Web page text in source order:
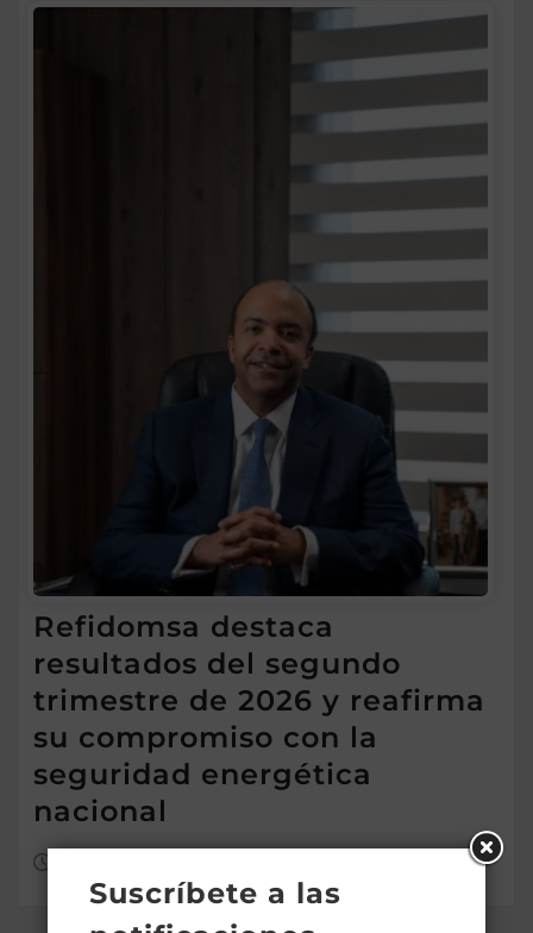
Refidomsa destaca
resultados del segundo
trimestre de 2026 y reafirma
su compromiso con la
seguridad energética
nacional
Suscríbete a las